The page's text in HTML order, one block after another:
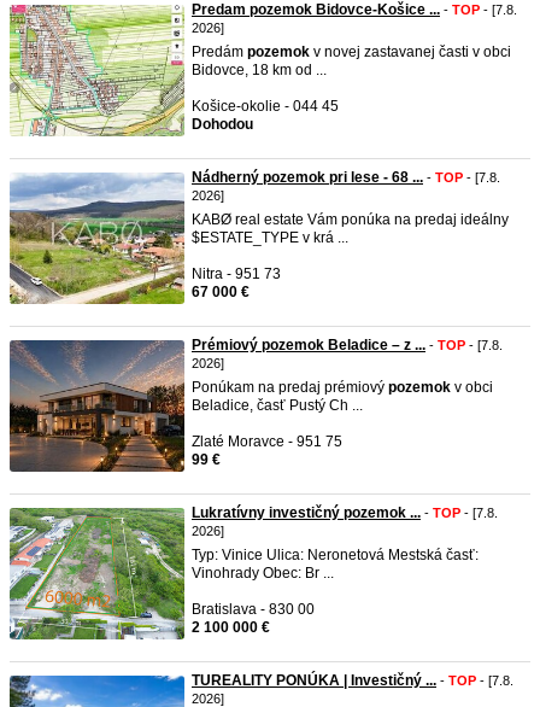
Predam pozemok Bidovce-Košice ... - TOP - [7.8.
2026]
Predám pozemok v novej zastavanej časti v obci
Bidovce, 18 km od ...
Košice-okolie - 044 45
Dohodou
Nádherný pozemok pri lese - 68 ... - TOP - [7.8.
2026]
KABØ real estate Vám ponúka na predaj ideálny
$ESTATE_TYPE v krá ...
Nitra - 951 73
67 000 €
Prémiový pozemok Beladice – z ... - TOP - [7.8.
2026]
Ponúkam na predaj prémiový pozemok v obci
Beladice, časť Pustý Ch ...
Zlaté Moravce - 951 75
99 €
Lukratívny investičný pozemok ... - TOP - [7.8.
2026]
Typ: Vinice Ulica: Neronetová Mestská časť:
Vinohrady Obec: Br ...
Bratislava - 830 00
2 100 000 €
TUREALITY PONÚKA | Investičný ... - TOP - [7.8.
2026]